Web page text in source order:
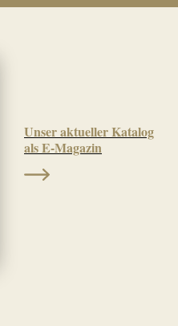
Unser aktueller Katalog
als E-Magazin